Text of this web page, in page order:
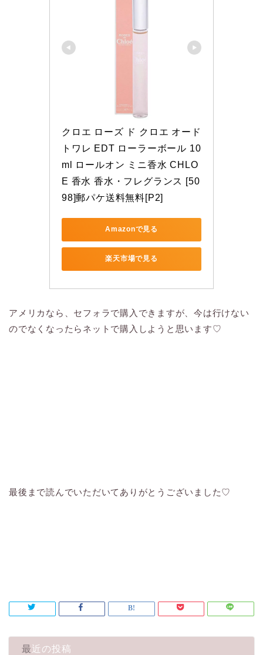
クロエ ローズ ド クロエ オード
トワレ EDT ローラーボール 10
ml ロールオン ミニ香水 CHLO
E 香水 香水・フレグランス [50
98]郵パケ送料無料[P2]
Amazonで見る
楽天市場で見る
アメリカなら、セフォラで購入できますが、今は行けない
のでなくなったらネットで購入しようと思います♡
最後まで読んでいただいてありがとうございました♡
最近の投稿